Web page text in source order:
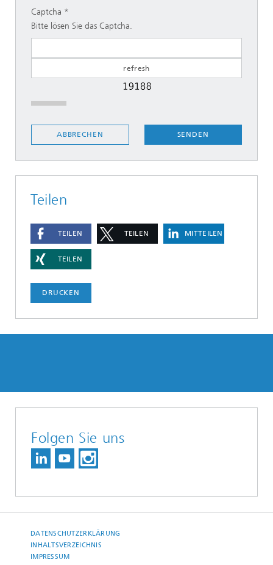
Captcha
Bitte lösen Sie das Captcha.
SENDEN
ABBRECHEN
Teilen
TEILEN TEILEN MITTEILEN
TEILEN
DRUCKEN
Folgen Sie uns
DATENSCHUTZERKLÄRUNG
INHALTSVERZEICHNIS
IMPRESSUM